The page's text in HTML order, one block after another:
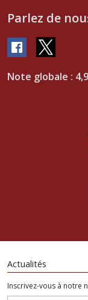
Parlez de
Note globale :
Actualités
Inscrivez-vous à notre